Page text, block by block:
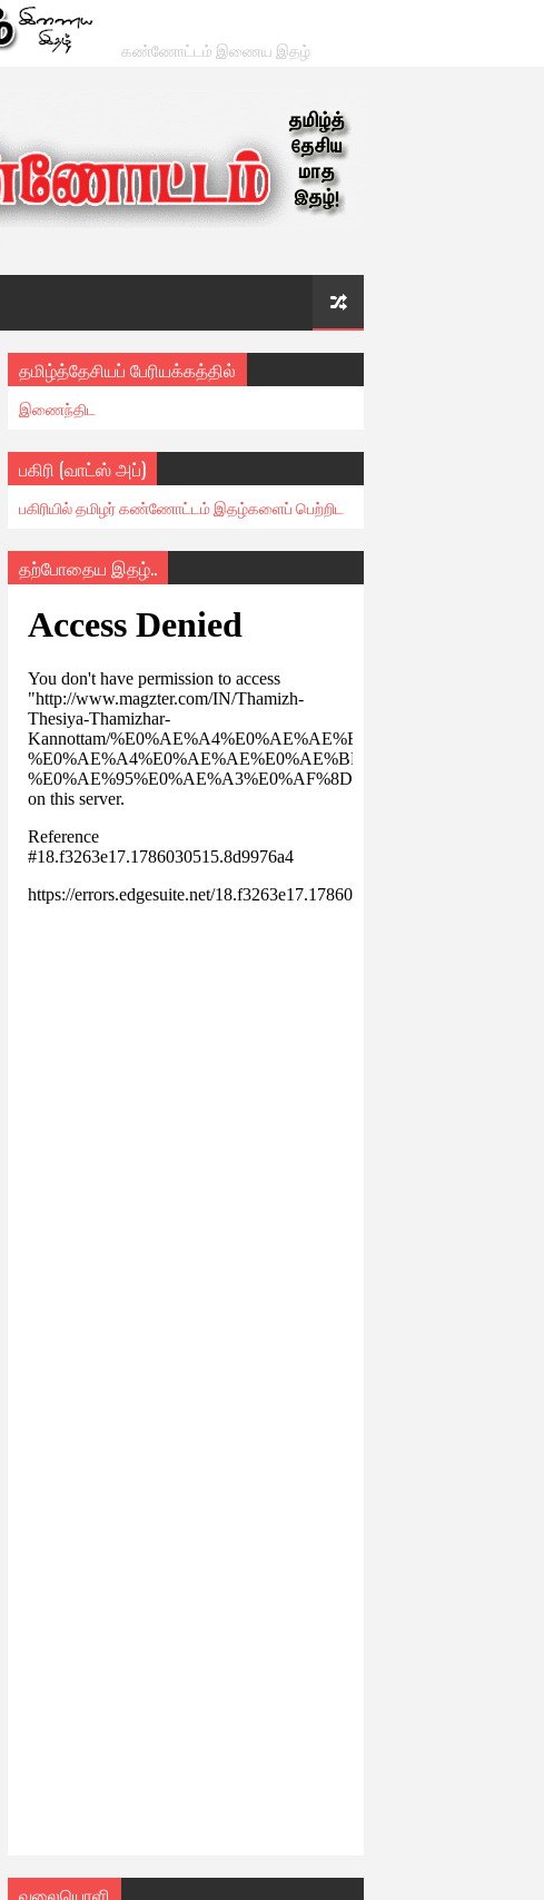
கண்ணோட்டம் இணைய இதழ்
தமிழ்த்தேசியப் பேரியக்கத்தில்
இணைந்திட
பகிரி (வாட்ஸ் அப்)
பகிரியில் தமிழர் கண்ணோட்டம் இதழ்களைப் பெற்றிட
தற்போதைய இதழ்..
வலையொளி